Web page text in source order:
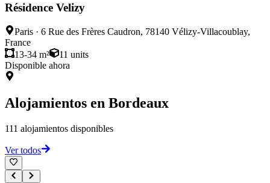
Résidence Velizy
Paris · 6 Rue des Frères Caudron, 78140 Vélizy-Villacoublay,
France
13-34 m²
11 units
Disponible ahora
Alojamientos en Bordeaux
111 alojamientos disponibles
Ver todos